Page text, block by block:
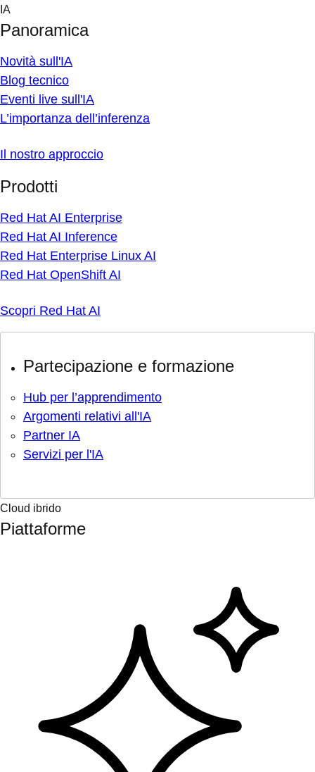
Skip
content
IA
Panoramica
Novità sull'IA
Blog tecnico
Eventi live sull'IA
L’importanza dell’inferenza
Il nostro approccio
Prodotti
Red Hat AI Enterprise
Red Hat AI Inference
Red Hat Enterprise Linux AI
Red Hat OpenShift AI
Scopri Red Hat AI
Partecipazione e formazione
Hub per l’apprendimento
Argomenti relativi all'IA
Partner IA
Servizi per l'IA
Cloud ibrido
Piattaforme